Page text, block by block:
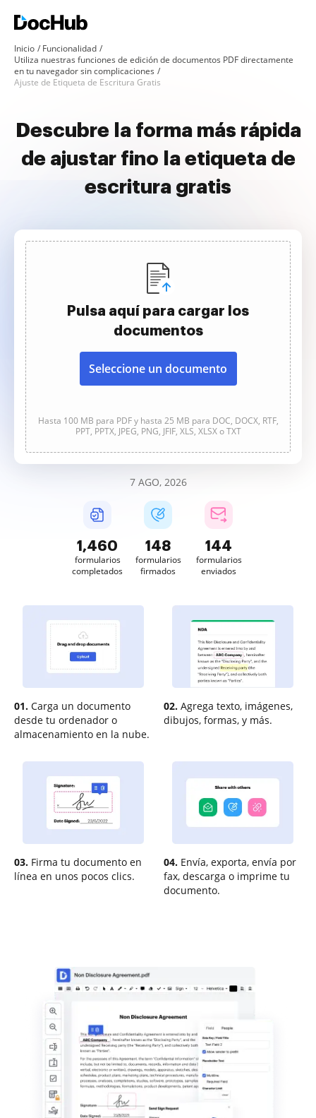
Inicio
Funcionalidad
Utiliza nuestras funciones de edición de documentos PDF directamente
en tu navegador sin complicaciones
Ajuste de Etiqueta de Escritura Gratis
Descubre la forma más rápida
de ajustar fino la etiqueta de
escritura gratis
Pulsa aquí para cargar los
documentos
Seleccione un documento
Hasta 100 MB para PDF y hasta 25 MB para DOC, DOCX, RTF,
PPT, PPTX, JPEG, PNG, JFIF, XLS, XLSX o TXT
7 AGO, 2026
1,460
formularios
completados
148
formularios
firmados
144
formularios
enviados
01. Carga un documento
desde tu ordenador o
almacenamiento en la nube.
02. Agrega texto, imágenes,
dibujos, formas, y más.
03. Firma tu documento en
línea en unos pocos clics.
04. Envía, exporta, envía por
fax, descarga o imprime tu
documento.